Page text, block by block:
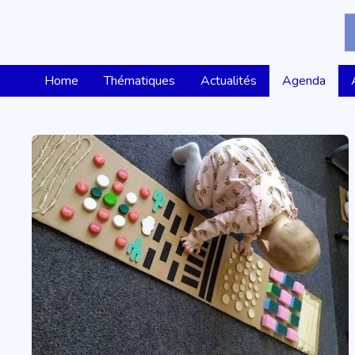
Home Thématiques Actualités Agenda